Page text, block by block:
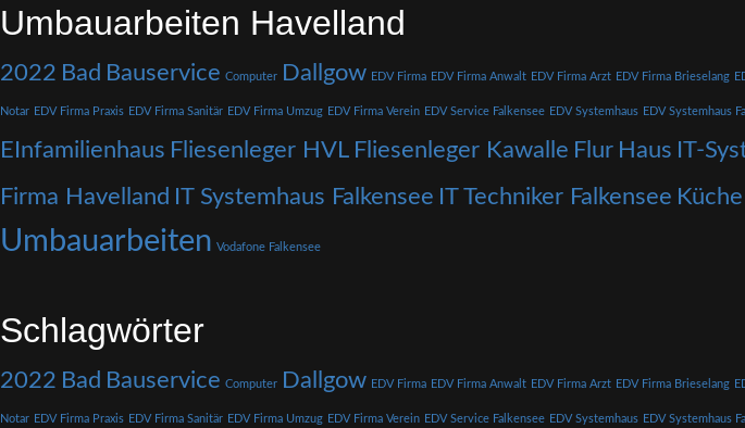
Umbauarbeiten Havelland
2022 Bad Bauservice Computer Dallgow EDV Firma EDV Firma Anwalt EDV Firma Arzt EDV Firma Brieselang
Notar EDV Firma Praxis EDV Firma Sanitär EDV Firma Umzug EDV Firma Verein EDV Service Falkensee EDV Systemhaus EDV Systemhaus
EInfamilienhaus Fliesenleger HVL Fliesenleger Kawalle Flur Haus IT-
Firma Havelland IT Systemhaus Falkensee IT Techniker Falkensee Küche
Umbauarbeiten Vodafone Falkensee
Schlagwörter
2022 Bad Bauservice Computer Dallgow EDV Firma EDV Firma Anwalt EDV Firma Arzt EDV Firma Brieselang
Notar EDV Firma Praxis EDV Firma Sanitär EDV Firma Umzug EDV Firma Verein EDV Service Falkensee EDV Systemhaus EDV Systemhaus